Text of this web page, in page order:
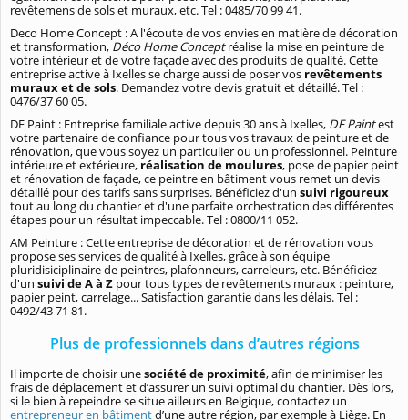
revêtemens de sols et muraux, etc. Tel : 0485/70 99 41.
Deco Home Concept : A l'écoute de vos envies en matière de décoration
et transformation, Déco Home Conceptréalise la mise en peinture de
votre intérieur et de votre façade avec des produits de qualité. Cette
entreprise active à Ixelles se charge aussi de poser vos revêtements
muraux et de sols. Demandez votre devis gratuit et détaillé. Tel :
0476/37 60 05.
DF Paint : Entreprise familiale active depuis 30 ans à Ixelles, DF Paintest
votre partenaire de confiance pour tous vos travaux de peinture et de
rénovation, que vous soyez un particulier ou un professionnel. Peinture
intérieure et extérieure, réalisation de moulures, pose de papier peint
et rénovation de façade, ce peintre en bâtiment vous remet un devis
détaillé pour des tarifs sans surprises. Bénéficiez d'un suivi rigoureux
tout au long du chantier et d'une parfaite orchestration des différentes
étapes pour un résultat impeccable. Tel : 0800/11 052.
AM Peinture : Cette entreprise de décoration et de rénovation vous
propose ses services de qualité à Ixelles, grâce à son équipe
pluridisiciplinaire de peintres, plafonneurs, carreleurs, etc. Bénéficiez
d'un suivi de A à Z pour tous types de revêtements muraux : peinture,
papier peint, carrelage... Satisfaction garantie dans les délais. Tel :
0492/43 71 81.
Plus de professionnels dans d’autres régions
Il importe de choisir unesociété de proximité, afin de minimiser les
frais de déplacement et d’assurer un suivi optimal du chantier. Dès lors,
si le bien à repeindre se situe ailleurs en Belgique, contactez un
entrepreneur en bâtimentd’une autre région, par exemple à Liège. En